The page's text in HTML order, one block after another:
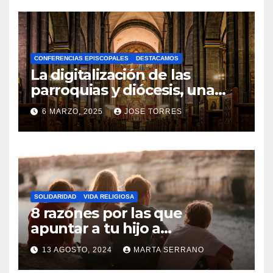
O
H
A
Y
C
O
M
N
T
A
R
I
O
S
CONFERENCIAS EPISCOPALES DESTACAMOS
La digitalización de las
parroquias y diócesis, una
realidad ya para el futuro de
la Iglesia
6 MARZO, 2025 JOSE TORRES
N
O
H
A
Y
SOLIDARIDAD VIDA RELIGIOSA
8 razones por las que
apuntar a tu hijo a
Catequesis
13 AGOSTO, 2024 MARTA SERRANO
N